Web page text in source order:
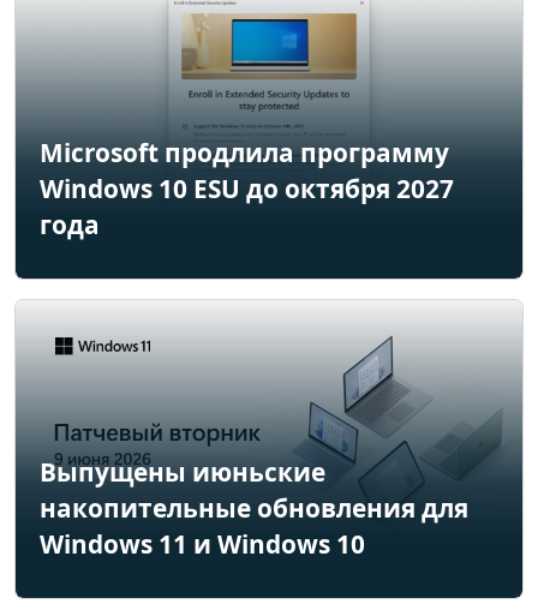
Microsoft продлила программу
Windows 10 ESU до октября 2027
года
Выпущены июньские
накопительные обновления для
Windows 11 и Windows 10